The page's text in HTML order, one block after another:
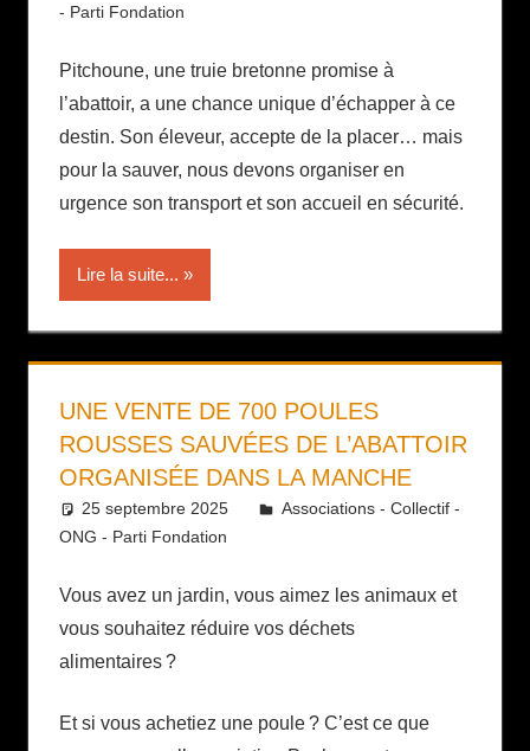
- Parti Fondation
Pitchoune, une truie bretonne promise à
l’abattoir, a une chance unique d’échapper à ce
destin. Son éleveur, accepte de la placer… mais
pour la sauver, nous devons organiser en
urgence son transport et son accueil en sécurité.
Lire la suite...
UNE VENTE DE 700 POULES
ROUSSES SAUVÉES DE L’ABATTOIR
ORGANISÉE DANS LA MANCHE
25 septembre 2025 Daniel
Associations - Collectif -
ONG - Parti Fondation
Vous avez un jardin, vous aimez les animaux et
vous souhaitez réduire vos déchets
alimentaires ?
Et si vous achetiez une poule ? C’est ce que